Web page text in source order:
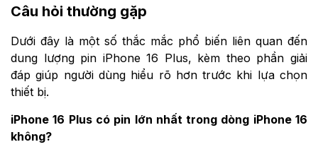
Câu hỏi thường gặp
Dưới đây là một số thắc mắc phổ biến liên quan đến
dung lượng pin iPhone 16 Plus, kèm theo phần giải
đáp giúp người dùng hiểu rõ hơn trước khi lựa chọn
thiết bị.
iPhone 16 Plus có pin lớn nhất trong dòng iPhone 16
không?